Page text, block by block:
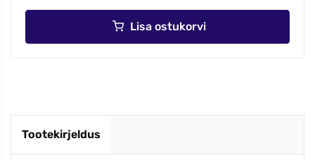
Lisa ostukorvi
Tootekirjeldus